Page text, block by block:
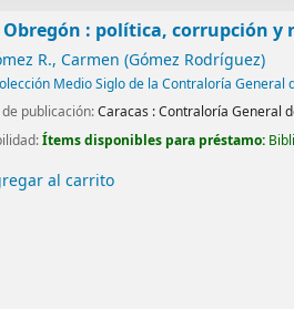
Obregón : política, corrupción y
R., Carmen (Gómez Rodríguez)
Medio Siglo de la Contraloría General
publicación:Caracas :Contraloría General
Ítems disponibles para préstamo:
al carrito